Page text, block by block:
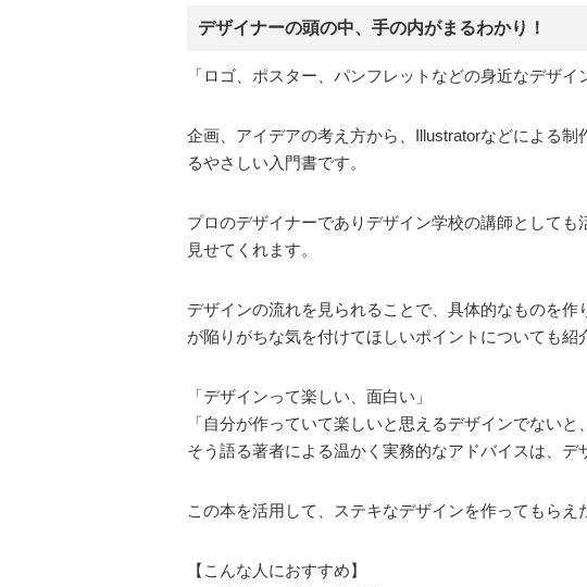
デザイナーの頭の中、手の内がまるわかり！
「ロゴ、ポスター、パンフレットなどの身近なデザイ
企画、アイデアの考え方から、Illustratorなどによる
るやさしい入門書です。
プロのデザイナーでありデザイン学校の講師として
見せてくれます。
デザインの流れを見られることで、具体的なものを
が陥りがちな気を付けてほしいポイントについても紹
「デザインって楽しい、面白い」
「自分が作っていて楽しいと思えるデザインでないと
そう語る著者による温かく実務的なアドバイスは、
この本を活用して、ステキなデザインを作ってもらえ
【こんな人におすすめ】